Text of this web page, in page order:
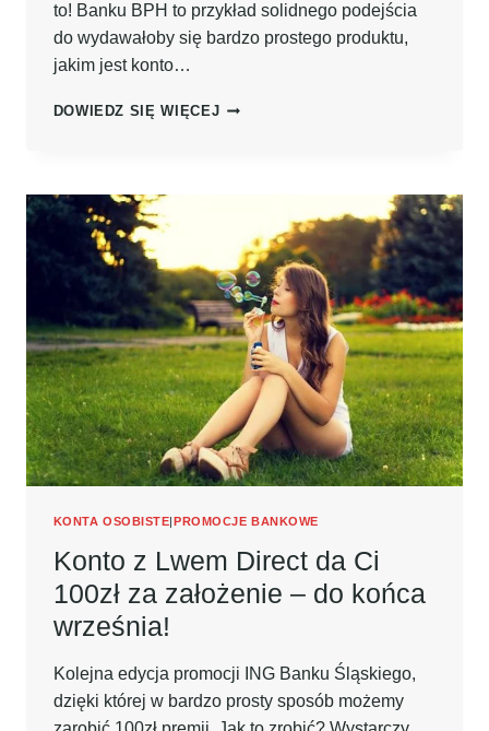
to! Banku BPH to przykład solidnego podejścia
do wydawałoby się bardzo prostego produktu,
jakim jest konto…
DOWIEDZ SIĘ WIĘCEJKONTO
KONTO
BPH
DA
SIĘ
LUBIĆ!
KONTA OSOBISTE PROMOCJE BANKOWE
Konto z Lwem Direct da Ci
100zł za założenie – do końca
września!
Kolejna edycja promocji ING Banku Śląskiego,
dzięki której w bardzo prosty sposób możemy